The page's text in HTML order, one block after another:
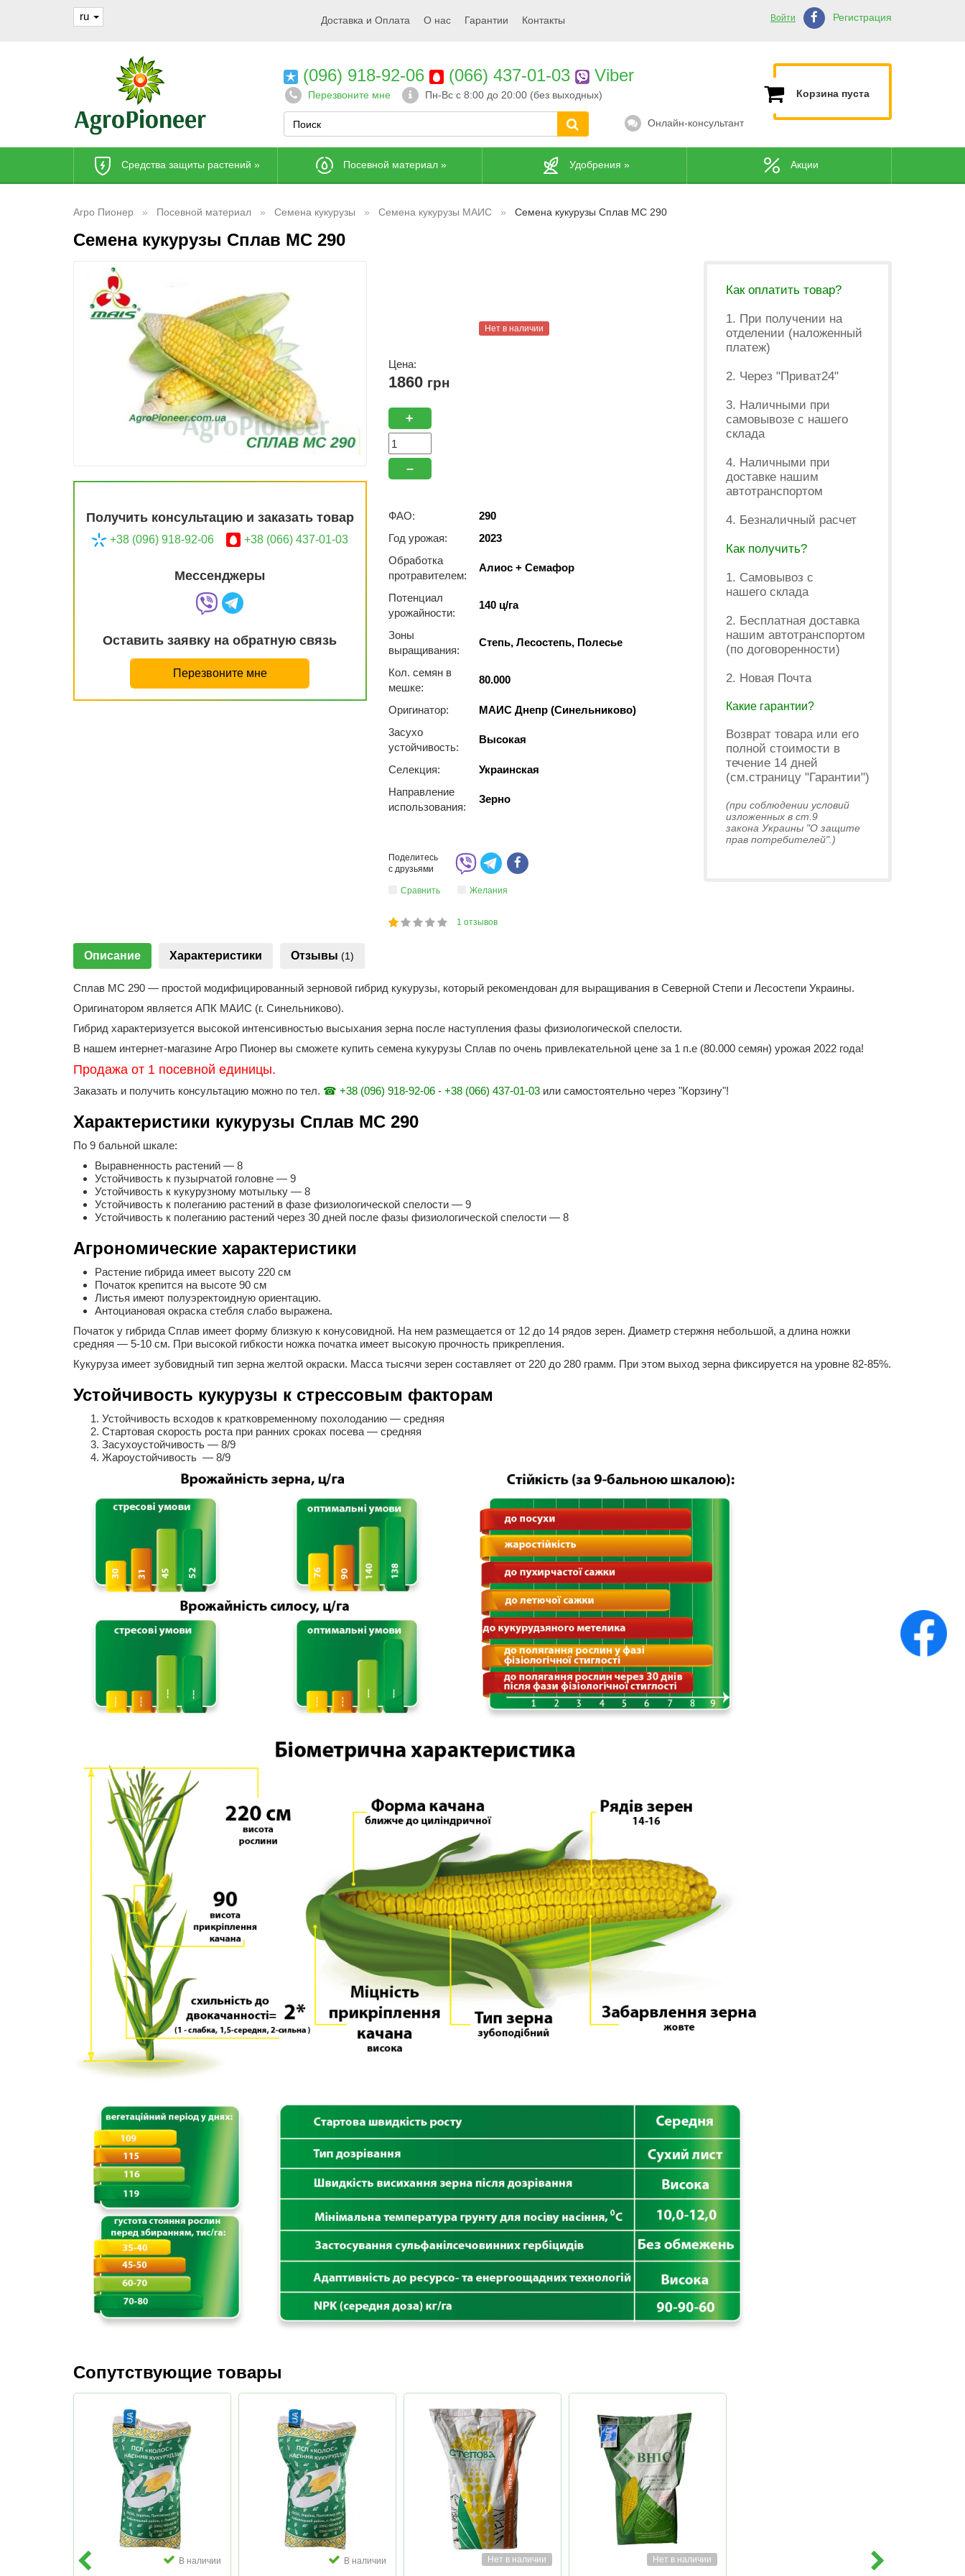
ru Войти Регистрация
Доставка и Оплата О нас Гарантии Контакты
(096) 918-92-06 (066) 437-01-03 Viber
Перезвоните мне Пн-Вс с 8:00 до 20:00 (без выходных)
Онлайн-консультант
Корзина пуста
Средства защиты растений » Посевной материал » Удобрения » Акции
Агро Пионер Посевной материал Семена кукурузы Семена кукурузы МАИС Семена кукурузы Сплав МС 290
Семена кукурузы Сплав МС 290
Получить консультацию и заказать товар
+38 (096) 918-92-06 +38 (066) 437-01-03
Мессенджеры
Оставить заявку на обратную связь
Перезвоните мне
Нет в наличии
Цена:
1860 грн
+
–
ФАО:
290
Год урожая:
2023
Обработка
протравителем:
Алиос + Семафор
Потенциал
урожайности:
140 ц/га
Зоны
выращивания:
Степь, Лесостепь, Полесье
Кол. семян в
мешке:
80.000
Оригинатор:
МАИС Днепр (Синельниково)
3acуxo
уcтoйчивocть:
Высокая
Селекция:
Украинская
Направление
использования:
Зерно
Поделитесь
с друзьями
Сравнить Желания
20
1
2
3
4
5 1 отзывов
Как оплатить товар?
1. При получении на
отделении (наложенный
платеж)
2. Через "Приват24"
3. Наличными при
самовывозе с нашего
склада
4. Наличными при
доставке нашим
автотранспортом
4. Безналичный расчет
Как получить?
1. Самовывоз с
нашего склада
2. Бесплатная доставка
нашим автотранспортом
(по договоренности)
2. Новая Почта
Какие гарантии?
Возврат товара или его
полной стоимости в
течение 14 дней
(см.страницу "Гарантии")
(при соблюдении условий
изложенных в ст.9
закона Украины "О защите
прав потребителей".)
Описание Характеристики Отзывы (1)
Сплав МС 290 — простой модифицированный зерновой гибрид кукурузы, который рекомендован для выращивания в Северной Степи и Лесостепи Украины.
Оригинатором является АПК МАИС (г. Синельниково).
Гибрид характеризуется высокой интенсивностью высыхания зерна после наступления фазы физиологической спелости.
В нашем интернет-магазине Агро Пионер вы сможете купить семена кукурузы Сплав по очень привлекательной цене за 1 п.е (80.000 семян) урожая 2022 года!
Продажа от 1 посевной единицы.
Заказать и получить консультацию можно по тел. ☎ +38 (096) 918-92-06 - +38 (066) 437-01-03 или самостоятельно через "Корзину"!
Характеристики кукурузы Сплав МС 290
По 9 бальной шкале:
Выравненность растений ― 8
Устойчивость к пузырчатой головне ― 9
Устойчивость к кукурузному мотыльку ― 8
Устойчивость к полеганию растений в фазе физиологической спелости ― 9
Устойчивость к полеганию растений через 30 дней после фазы физиологической спелости ― 8
Агрономические характеристики
Растение гибрида имеет высоту 220 см
Початок крепится на высоте 90 см
Листья имеют полуэректоидную ориентацию.
Антоциановая окраска стебля слабо выражена.
Початок у гибрида Сплав имеет форму близкую к конусовидной. На нем размещается от 12 до 14 рядов зерен. Диаметр стержня небольшой, а длина ножки
средняя — 5-10 см. При высокой гибкости ножка початка имеет высокую прочность прикрепления.
Кукуруза имеет зубовидный тип зерна желтой окраски. Масса тысячи зерен составляет от 220 до 280 грамм. При этом выход зерна фиксируется на уровне 82-85%.
Устойчивость кукурузы к стрессовым факторам
Устойчивость всходов к кратковременному похолоданию — средняя
Стартовая скорость роста при ранних сроках посева — средняя
Засухоустойчивость — 8/9
Жароустойчивость — 8/9
Сопутствующие товары
В наличии В наличии Нет в наличии Нет в наличии